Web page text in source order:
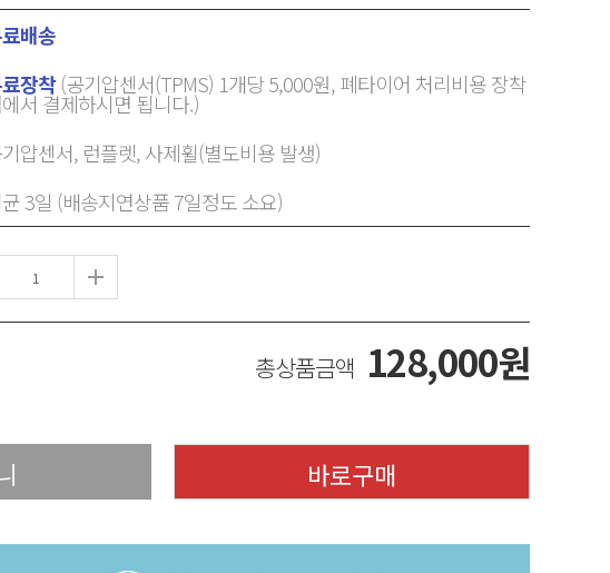
배송
장착(공기압센서(TPMS) 1개당 5,000원, 폐타이어 처리비용 장착
서 결제하시면 됩니다.)
압센서, 런플렛, 사제휠(별도비용 발생)
3일 (배송지연상품 7일정도 소요)
총상품금액 128,000원